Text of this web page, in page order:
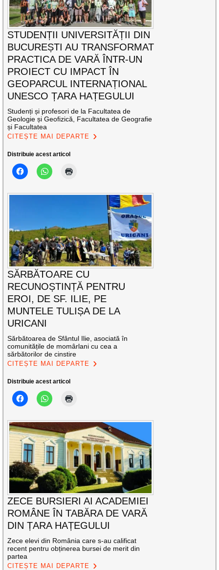
STUDENȚII UNIVERSITĂȚII DIN
BUCUREȘTI AU TRANSFORMAT
PRACTICA DE VARĂ ÎNTR-UN
PROIECT CU IMPACT ÎN
GEOPARCUL INTERNAȚIONAL
UNESCO ȚARA HAȚEGULUI
Studenți și profesori de la Facultatea de
Geologie și Geofizică, Facultatea de Geografie
și Facultatea
CITEȘTE MAI DEPARTE
Distribuie acest articol
SĂRBĂTOARE CU
RECUNOȘTINȚĂ PENTRU
EROI, DE SF. ILIE, PE
MUNTELE TULIȘA DE LA
URICANI
Sărbătoarea de Sfântul Ilie, asociată în
comunitățile de momârlani cu cea a
sărbătorilor de cinstire
CITEȘTE MAI DEPARTE
Distribuie acest articol
ZECE BURSIERI AI ACADEMIEI
ROMÂNE ÎN TABĂRA DE VARĂ
DIN ȚARA HAȚEGULUI
Zece elevi din România care s-au calificat
recent pentru obținerea bursei de merit din
partea
CITEȘTE MAI DEPARTE